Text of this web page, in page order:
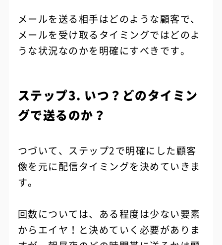
メールを送る相手はどのような顧客で、
メールを受け取るタイミングではどのよ
うな状況なのかを明確にすべきです。
ステップ3. いつ？どのタイミン
グで送るのか？
つづいて、ステップ2で明確にした顧客
像を元に配信タイミングを決めていきま
す。
回数については、ある程度は少ない要素
からエイヤ！と決めていく必要がありま